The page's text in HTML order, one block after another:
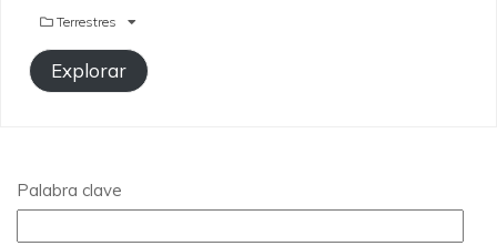
Terrestres
Explorar
Palabra clave